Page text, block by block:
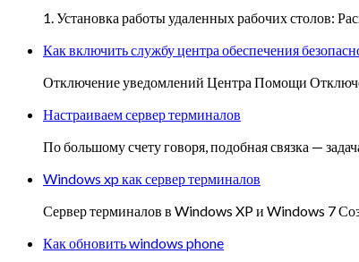
1. Установка работы удаленных рабочих столов:
Как включить службу центра обеспечения
Отключение уведомлений Центра Помощи
Настраиваем сервер терминалов
По большому счету говоря, подобная связка —
Windows xp как сервер терминалов
Сервер терминалов в Windows XP и Windows 7
Как обновить windows phone